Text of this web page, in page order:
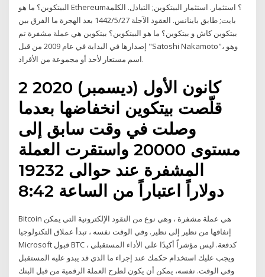
البيتكوين؟ ما هو Ethereum؟ استثمار. استثمار البيتكوين; التبادل. الكلمة
بايت; طابق باينانس. العقود الآجلة 27‏‏/5‏‏/1442 بعد الهجرة ما الفرق بين
بيتكوين كاش و بيتكوين؟ ما هو البيتكوين؟ بيتكوين هي عملة مشفرة تم
إصدارها في البداية في عام 2009 من قبل "Satoshi Nakamoto"، وهو
اسم مستعار لأحد أو مجموعة من الأفراد.
2 كانون الأول (ديسمبر) 2020
قلّصت بيتكوين انخفاضها بعدما
وصلت في وقت سابق إلى
مستوى 20000 واستقرت العملة
المشفرة عند حوالى 19232
Bitcoin هي عملة مشفرة ، وهي نوع من النقود الإلكترونية التي يمكن
إنفاقها من نظير إلى نظير. وفي الوقت نفسه ، تبدأ عملاق التكنولوجيا
Microsoft قبول BTC كدفعة. ليس مؤشراً أكيدًا على الأداء المستقبلي ،
ويجب عليك استخدام حكمك عند إجراء ما الذي قد يبدو عليه المستقبل
وفي الوقت. نفسه، يمكن أن يكون لطرح العملة الرقمية من قبل البنك